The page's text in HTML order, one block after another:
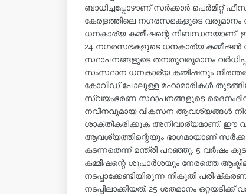
ബാധിച്ചപ്പോഴാണ് സര്‍ക്കാര്‍ പെര്‍മിറ്റ്
കേരളത്തിലെ നഗരസഭകളുടെ വരുമാനം
ധനകാര്യ കമ്മീഷന്റെ നിബന്ധനയാണ്. ഈ
24 നഗരസഭകളുടെ ധനകാര്യ കമ്മീഷന്‍
സ്ഥാപനങ്ങളുടെ തനതുവരുമാനം
സംസ്ഥാന ധനകാര്യ കമ്മീഷനും
കോവിഡ് പോലുള്ള മഹാമാരികള്‍
സ്വയംഭരണ സ്ഥാപനങ്ങളുടെ
നവീനവുമായ വികസന ആവശ്യങ്ങള്‍
ശാക്തീകരിക്കുക അനിവാര്യമാണ്. ഈ
ആവശ്യത്തിന്റെയും ഭാഗമായാണ്
കടന്നതെന്ന് മന്ത്രി പറഞ്ഞു. 5 വര്‍ഷം
കമ്മീഷന്റെ ശുപാര്‍ശയും നേരത്തെ
നടപ്പാക്കേണ്ടിയിരുന്ന നികുതി
നടപ്പിലാക്കിയത്. 25 ശതമാനം